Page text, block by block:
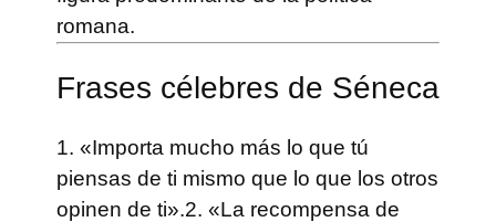
romana.
Frases célebres de Séneca
1. «Importa mucho más lo que tú
piensas de ti mismo que lo que los otros
opinen de ti».2. «La recompensa de